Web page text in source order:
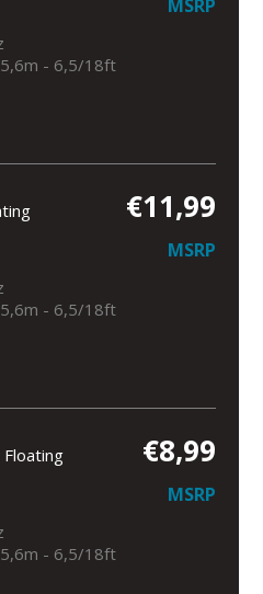
MSRP
- 6,5/18ft
€11,99
MSRP
- 6,5/18ft
€8,99
MSRP
- 6,5/18ft